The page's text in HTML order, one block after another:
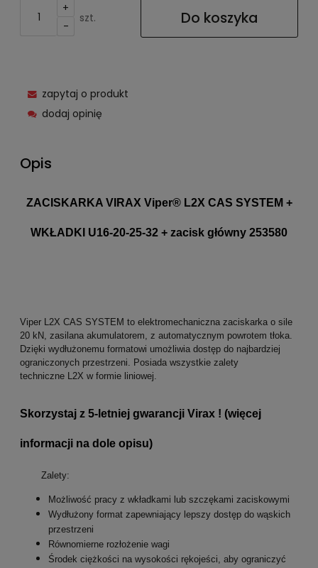
+
-
szt. Do koszyka
zapytaj o produkt
dodaj opinię
Opis
ZACISKARKA VIRAX Viper® L2X CAS SYSTEM +
WKŁADKI U16-20-25-32 + zacisk główny 253580
Viper L2X CAS SYSTEM to elektromechaniczna zaciskarka o sile
20 kN, zasilana akumulatorem, z automatycznym powrotem tłoka.
Dzięki wydłużonemu formatowi umożliwia dostęp do najbardziej
ograniczonych przestrzeni. Posiada wszystkie zalety
techniczne L2X w formie liniowej.
Skorzystaj z 5-letniej gwarancji Virax ! (więcej
informacji na dole opisu)
Zalety:
Możliwość pracy z wkładkami lub szczękami zaciskowymi
Wydłużony format zapewniający lepszy dostęp do wąskich
przestrzeni
Równomierne rozłożenie wagi
Środek ciężkości na wysokości rękojeści, aby ograniczyć